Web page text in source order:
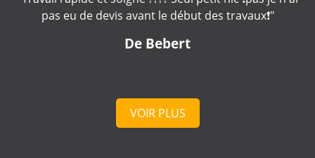
De cd
VOIR PLUS